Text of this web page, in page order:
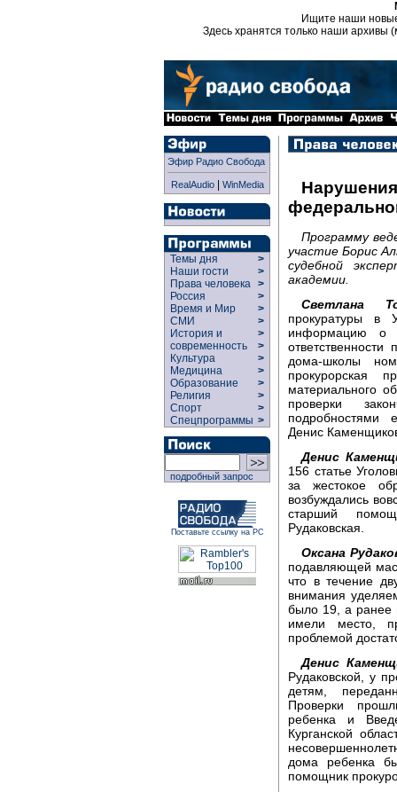
Ищите наши
Здесь хранятся только наши архивы
Эфир Радио Свобода
RealAudio| WinMedia
Темы дня
>
Наши гости
>
Права человека >
Россия
>
Время и Мир
>
СМИ
>
История и
современность
>
>
Культура
>
Медицина
>
Образование
>
Религия
>
Спорт
>
Спецпрограммы >
подробный запрос
Поставьте ссылку на РС
Программу
участие Борис
судебной
академии.
Светлана
прокуратуры в
информацию о
ответственности
дома-школы
прокурорская
материального
проверки
подробностями
Денис
Денис
156 статье
за жестокое
возбуждались
старший
Рудаковская.
Оксана
подавляющей
что в течение
внимания
было 19, а ранее
имели место,
проблемой
Денис
Рудаковской, у
детям,
Проверки
ребенка и
Курганской
дома ребенка
помощник